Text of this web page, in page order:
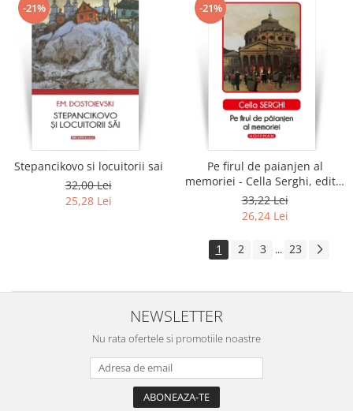
-21%
Stepancikovo si locuitorii sai
32,00 Lei
25,28 Lei
-21%
Pe firul de paianjen al
memoriei - Cella Serghi, editia
2020
33,22 Lei
26,24 Lei
1 2 3 ... 23
NEWSLETTER
Nu rata ofertele si promotiile noastre